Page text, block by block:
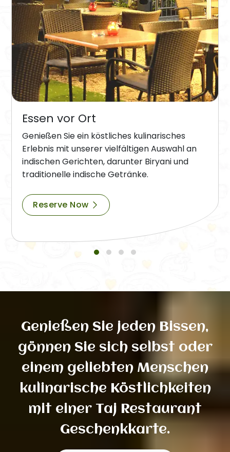
Essen vor Ort
Genießen Sie ein köstliches kulinarisches
Erlebnis mit unserer vielfältigen Auswahl an
indischen Gerichten, darunter Biryani und
traditionelle indische Getränke.
Reserve Now
Genießen Sie jeden Bissen,
gönnen Sie sich selbst oder
einem geliebten Menschen
kulinarische Köstlichkeiten
mit einer Taj Restaurant
Geschenkkarte.